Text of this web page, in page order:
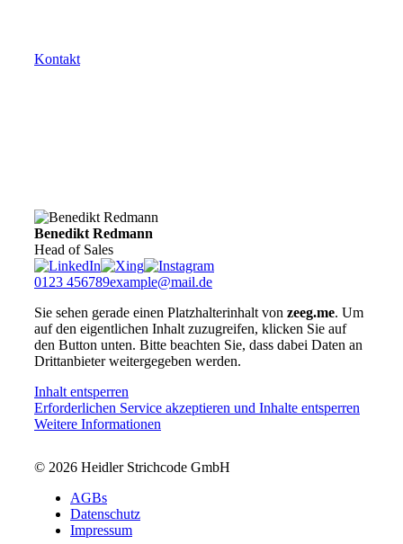
Kontakt
Benedikt Redmann
Head of Sales
0123 456789example@mail.de
Sie sehen gerade einen Platzhalterinhalt von zeeg.me. Um
auf den eigentlichen Inhalt zuzugreifen, klicken Sie auf
den Button unten. Bitte beachten Sie, dass dabei Daten an
Drittanbieter weitergegeben werden.
Inhalt entsperren
Erforderlichen Service akzeptieren und Inhalte entsperren
Weitere Informationen
© 2026 Heidler Strichcode GmbH
AGBs
Datenschutz
Impressum